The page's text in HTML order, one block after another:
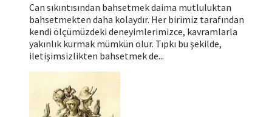
Can sıkıntısından bahsetmek daima mutluluktan
bahsetmekten daha kolaydır. Her birimiz tarafından
kendi ölçümüzdeki deneyimlerimizce, kavramlarla
yakınlık kurmak mümkün olur. Tıpkı bu şekilde,
iletişimsizlikten bahsetmek de...